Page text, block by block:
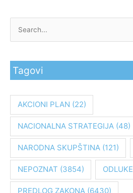
g
z
Tagovi
AKCIONI PLAN (22)
NACIONALNA STRATEGIJA(48)
NARODNA SKUPŠTINA(121)
NEPOZNAT (3854) ODLUKE
PREDLOG ZAKONA(6430)